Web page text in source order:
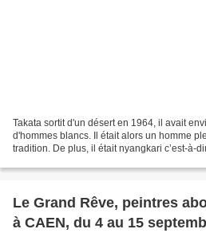
Takata sortit d'un désert en 1964, il avait
d'hommes blancs. Il était alors un homme
tradition. De plus, il était nyangkari c’est-à-
Le Grand Rêve, peintres
à CAEN, du 4 au 15